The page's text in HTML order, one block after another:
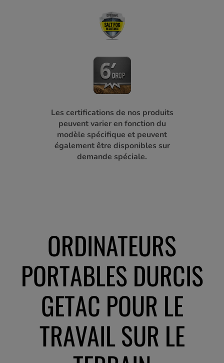
Les certifications de nos produits
peuvent varier en fonction du
modèle spécifique et peuvent
également être disponibles sur
demande spéciale.
ORDINATEURS
PORTABLES DURCIS
GETAC POUR LE
TRAVAIL SUR LE